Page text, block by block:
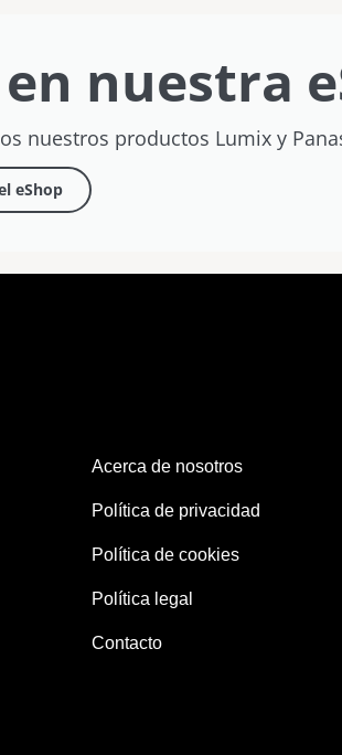
nuestra
nuestros productos Lumix y
eShop
Acerca de nosotros
Política de privacidad
Política de cookies
Política legal
Contacto